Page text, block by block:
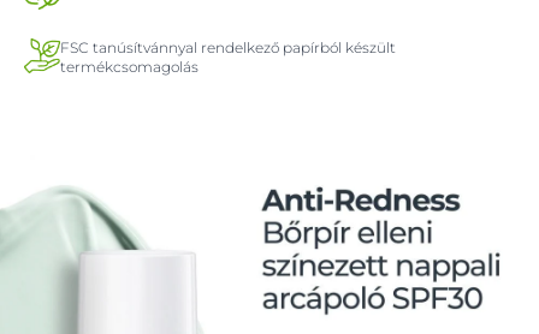
FSC tanúsítvánnyal rendelkező papírból készült
termékcsomagolás